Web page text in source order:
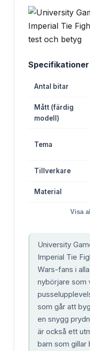
Specifikationer
Antal bitar
Mått (färdig
modell)
Tema
Tillverkare
Material
Visa
University
Imperial Tie
Wars-fans i
nybörjare som
som går att
en snygg
är också ett
barn som